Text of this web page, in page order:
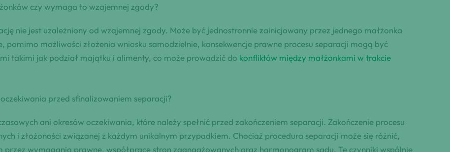
czy wymaga to wzajemnej zgody?
nie jest uzależniony od wzajemnej zgody. Może być jednostronnie zainicjowany przez jednego małżonka
pomimo możliwości złożenia wniosku samodzielnie, konsekwencje prawne procesu separacji mogą być
takimi jak podział majątku i alimenty, co może prowadzić do konfliktów między małżonkami w trakcie
przed sfinalizowaniem separacji?
ani okresów oczekiwania, które należy spełnić przed zakończeniem separacji. Zakończenie procesu
i złożoności związanej z każdym unikalnym przypadkiem. Chociaż procedura separacji może się różnić,
wymagania prawne, współpracę stron zaangażowanych oraz harmonogram sądu. Te czynniki wspólnie